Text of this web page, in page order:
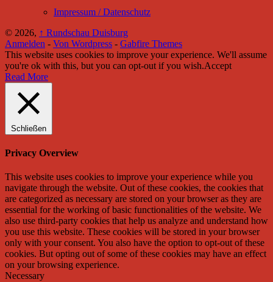
Impressum / Datenschutz
© 2026, ↑ Rundschau Duisburg
Anmelden - Von Wordpress - Gabfire Themes
This website uses cookies to improve your experience. We'll assume
you're ok with this, but you can opt-out if you wish.Accept
Read More
Schließen
Privacy Overview
This website uses cookies to improve your experience while you
navigate through the website. Out of these cookies, the cookies that
are categorized as necessary are stored on your browser as they are
essential for the working of basic functionalities of the website. We
also use third-party cookies that help us analyze and understand how
you use this website. These cookies will be stored in your browser
only with your consent. You also have the option to opt-out of these
cookies. But opting out of some of these cookies may have an effect
on your browsing experience.
Necessary